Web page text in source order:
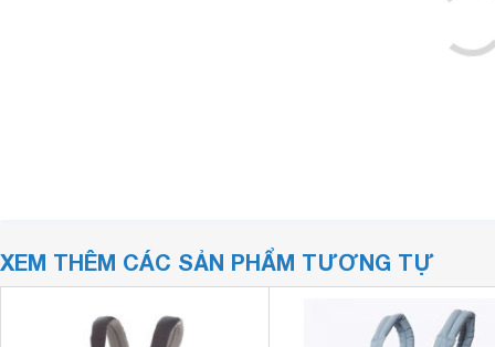
XEM THÊM CÁC SẢN PHẨM TƯƠNG TỰ